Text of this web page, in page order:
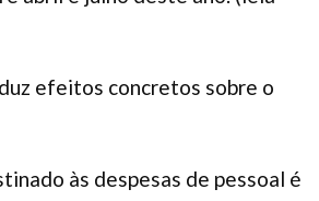
efeitos concretos sobre o
às despesas de pessoal é